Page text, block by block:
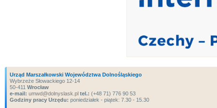
Urząd Marszałkowski Województwa Dolnośląskiego
Wybrzeże Słowackiego 12-14
50-411 Wrocław
e-mail: umwd@dolnyslask.pl tel.: (+48 71) 776 90 53
Godziny pracy Urzędu: poniedziałek - piątek: 7.30 - 15.30